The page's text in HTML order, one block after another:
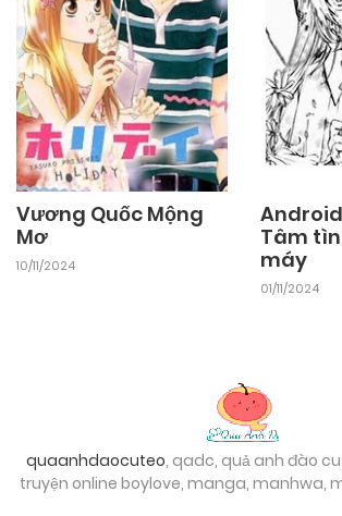
Vương Quốc Mộng
Mơ
10/11/2024
Tâm
máy
01/11/2024
quaanhdaocuteo, qadc, quả anh đào
truyện online boylove, manga, manhwa,